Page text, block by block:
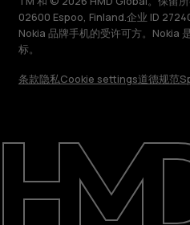
支持
Mainland China
02600 Espoo, Finland.企业 ID
Nokia 品牌手机的受许可方。Nokia
标。
条款隐私Cookie settings道德规范